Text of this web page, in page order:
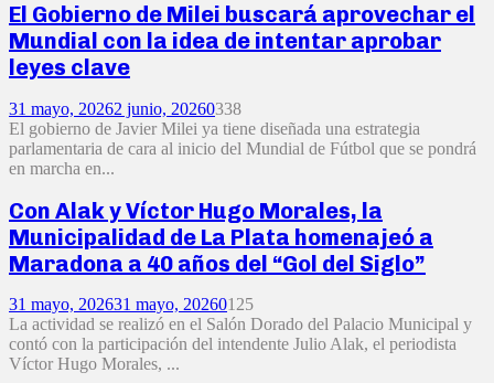
El Gobierno de Milei buscará aprovechar el
Mundial con la idea de intentar aprobar
leyes clave
31 mayo, 20262 junio, 20260338
El gobierno de Javier Milei ya tiene diseñada una estrategia
parlamentaria de cara al inicio del Mundial de Fútbol que se pondrá
en marcha en...
Con Alak y Víctor Hugo Morales, la
Municipalidad de La Plata homenajeó a
Maradona a 40 años del “Gol del Siglo”
31 mayo, 202631 mayo, 20260125
La actividad se realizó en el Salón Dorado del Palacio Municipal y
contó con la participación del intendente Julio Alak, el periodista
Víctor Hugo Morales, ...